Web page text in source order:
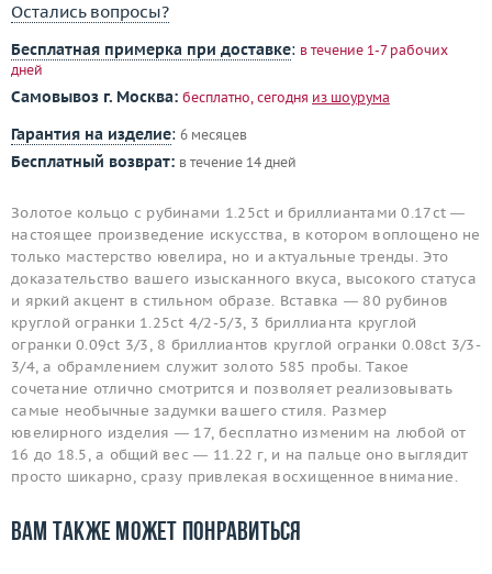
Остались вопросы?
Бесплатная примерка при доставке: в течение 1-7 рабочих
дней
Самовывоз г. Москва: бесплатно, сегодня из шоурума
Гарантия на изделие: 6 месяцев
Бесплатный возврат: в течение 14 дней
Золотое кольцо с рубинами 1.25ct и бриллиантами 0.17ct —
настоящее произведение искусства, в котором воплощено не
только мастерство ювелира, но и актуальные тренды. Это
доказательство вашего изысканного вкуса, высокого статуса
и яркий акцент в стильном образе. Вставка — 80 рубинов
круглой огранки 1.25ct 4/2-5/3, 3 бриллианта круглой
огранки 0.09ct 3/3, 8 бриллиантов круглой огранки 0.08ct 3/3-
3/4, а обрамлением служит золото 585 пробы. Такое
сочетание отлично смотрится и позволяет реализовывать
самые необычные задумки вашего стиля. Размер
ювелирного изделия — 17, бесплатно изменим на любой от
16 до 18.5, а общий вес — 11.22 г, и на пальце оно выглядит
просто шикарно, сразу привлекая восхищенное внимание.
Вам также может понравиться